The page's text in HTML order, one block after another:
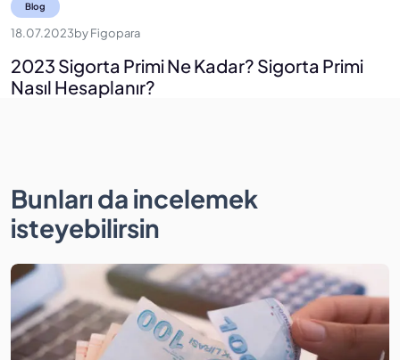
Blog
18.07.2023byFigopara
2023 Sigorta Primi Ne Kadar? Sigorta Primi
Nasıl Hesaplanır?
Bunları da incelemek
isteyebilirsin